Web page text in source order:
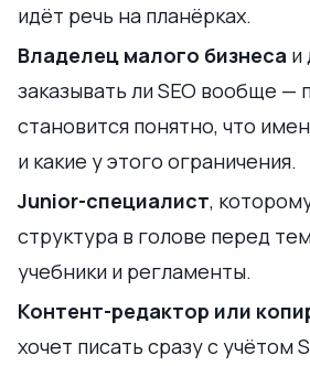
идёт речь на планёрках.
Владелец малого бизнеса и
заказывать ли SEO вообще —
становится понятно, что
и какие у этого ограничения.
Junior-специалист,
структура в голове перед
учебники и регламенты.
Контент-редактор или
хочет писать сразу с учётом